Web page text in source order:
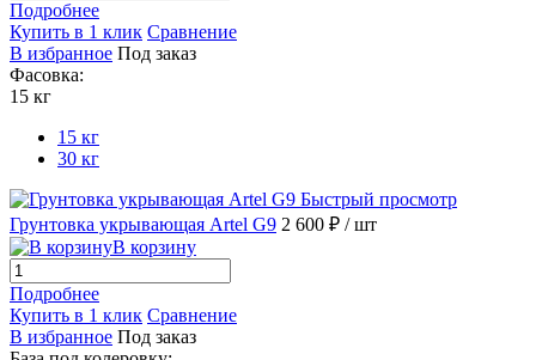
Подробнее
Купить в 1 клик Сравнение
В избранное Под заказ
Фасовка:
15 кг
15 кг
30 кг
Быстрый просмотр
Грунтовка укрывающая Artel G9 2 600 ₽ / шт
В корзину
Подробнее
Купить в 1 клик Сравнение
В избранное Под заказ